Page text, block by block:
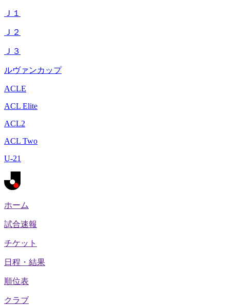
Ｊ１
Ｊ２
Ｊ３
ルヴァンカップ
ACLE
ACL Elite
ACL2
ACL Two
U-21
ホーム
試合速報
チケット
日程・結果
順位表
クラブ